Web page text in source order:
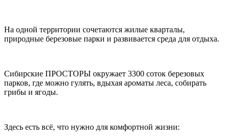
На одной территории сочетаются жилые кварталы,
природные березовые парки и развивается среда для отдыха.
Сибирские ПРОСТОРЫ окружает 3300 соток березовых
парков, где можно гулять, вдыхая ароматы леса, собирать
грибы и ягоды.
Здесь есть всё, что нужно для комфортной жизни: